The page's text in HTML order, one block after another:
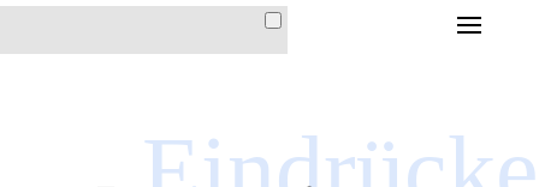
DIE FERIENWOHNUNG